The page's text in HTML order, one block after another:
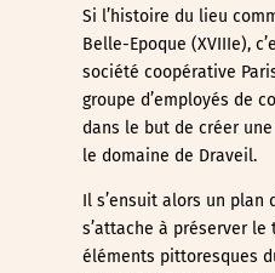
Si l’histoire du lieu
Belle-Epoque (XVIIIe),
société coopérative
groupe d’employés de
dans le but de créer
le domaine de Draveil.
Il s’ensuit alors un plan
s’attache à préserver
éléments pittoresques